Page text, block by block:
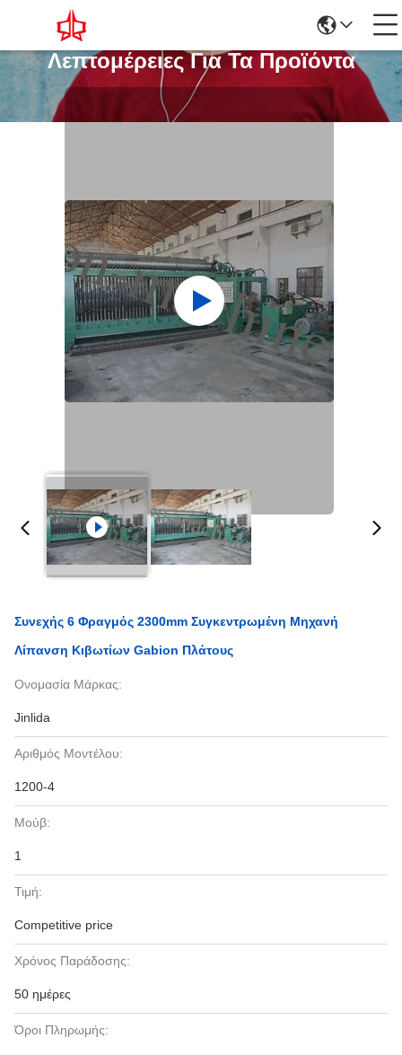
Λεπτομέρειες Για Τα Προϊόντα
Συνεχής 6 Φραγμός 2300mm Συγκεντρωμένη Μηχανή
Λίπανση Κιβωτίων Gabion Πλάτους
Ονομασία Μάρκας:
Jinlida
Αριθμός Μοντέλου:
1200-4
Μούβ:
1
Τιμή:
Competitive price
Χρόνος Παράδοσης:
50 ημέρες
Όροι Πληρωμής: